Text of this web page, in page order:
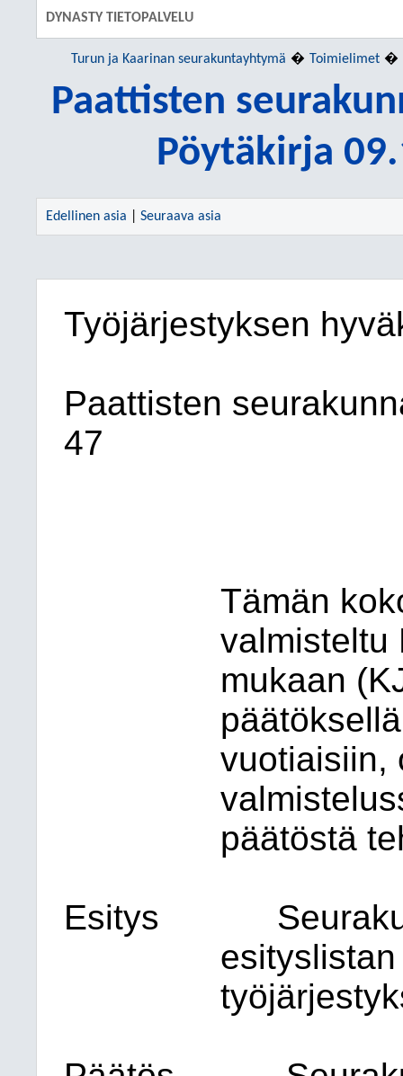
DYNASTY TIETOPALVELU
Turun ja Kaarinan seurakuntayhtymä Toimielimet
Paattisten
Pöytäkirja
Edellinen asia Seuraava asia
Työjärjestyksen
Paattisten
47
Tämän
valmisteltu
mukaan
vuotiaisiin,
päätöstä
Esitys